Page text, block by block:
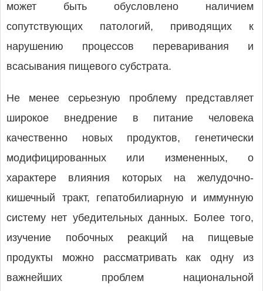
может быть обусловлено наличием
сопутствующих патологий, приводящих к
нарушению процессов переваривания и
всасывания пищевого субстрата.
Не менее серьезную проблему представляет
широкое внедрение в питание человека
качественно новых продуктов, генетически
модифицированных или измененных, о
характере влияния которых на желудочно-
кишечный тракт, гепатобилиарную и иммунную
систему нет убедительных данных. Более того,
изучение побочных реакций на пищевые
продукты можно рассматривать как одну из
важнейших проблем национальной